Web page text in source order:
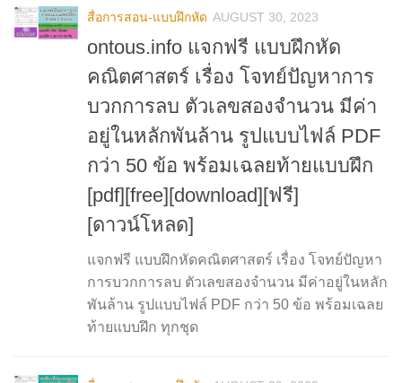
สื่อการสอน-แบบฝึกหัด AUGUST 30, 2023
ontous.info แจกฟรี แบบฝึกหัด
คณิตศาสตร์ เรื่อง โจทย์ปัญหาการ
บวกการลบ ตัวเลขสองจำนวน มีค่า
อยู่ในหลักพันล้าน รูปแบบไฟล์ PDF
กว่า 50 ข้อ พร้อมเฉลยท้ายแบบฝึก
[pdf][free][download][ฟรี]
[ดาวน์โหลด]
แจกฟรี แบบฝึกหัดคณิตศาสตร์ เรื่อง โจทย์ปัญหา
การบวกการลบ ตัวเลขสองจำนวน มีค่าอยู่ในหลัก
พันล้าน รูปแบบไฟล์ PDF กว่า 50 ข้อ พร้อมเฉลย
ท้ายแบบฝึก ทุกชุด